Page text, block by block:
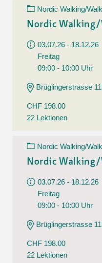
Nordic Walking/
Nordic
03.07.26 - 18.12.26
Freitag
09:00 - 10:00 Uhr
Brüglingerstrasse
CHF 198.00
22 Lektionen
Nordic Walking/
Nordic
03.07.26 - 18.12.26
Freitag
09:00 - 10:00 Uhr
Brüglingerstrasse
CHF 198.00
22 Lektionen